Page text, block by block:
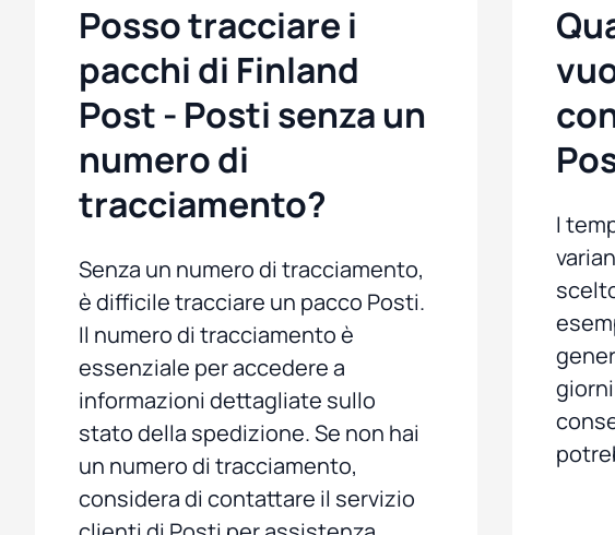
Posso tracciare i
pacchi di Finland
Post - Posti senza un
numero di
tracciamento?
Senza un numero di tracciamento,
è difficile tracciare un pacco Posti.
Il numero di tracciamento è
essenziale per accedere a
informazioni dettagliate sullo
stato della spedizione. Se non hai
un numero di tracciamento,
considera di contattare il servizio
I